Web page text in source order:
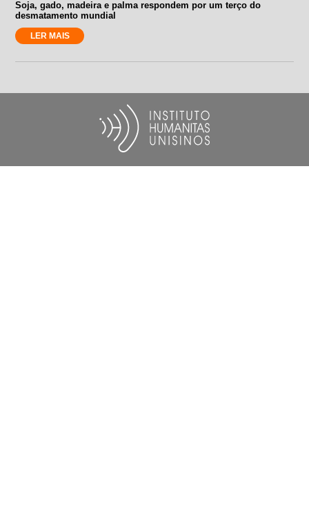
Soja, gado, madeira e palma respondem por um terço do
desmatamento mundial
LER MAIS